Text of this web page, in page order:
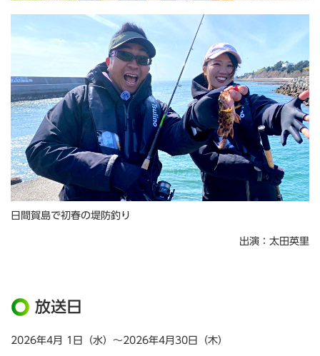
日間賀島で初春の堤防釣り
出演：太田英里
放送日
2026年4月 1日（水）～2026年4月30日（木）